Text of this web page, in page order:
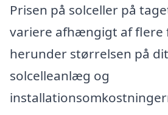
Prisen på solceller på
variere afhængigt af flere
herunder størrelsen på
solcelleanlæg og